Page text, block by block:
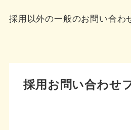
採用以外の一般のお問い合わ
採用お問い合わせ